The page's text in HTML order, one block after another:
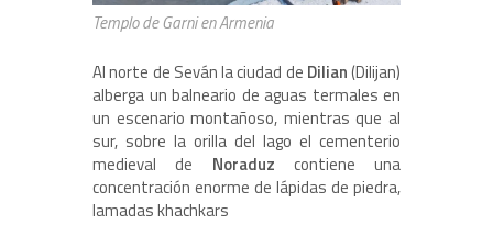
Templo de Garni en Armenia
Al norte de Seván la ciudad de Dilian(Dilijan)
alberga un balneario de aguas termales en
un escenario montañoso, mientras que al
sur, sobre la orilla del lago el cementerio
medieval de Noraduz contiene una
concentración enorme de lápidas de piedra,
lamadas khachkars